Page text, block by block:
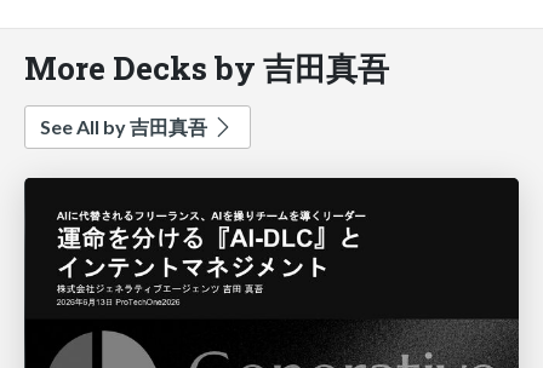
More Decks by 吉田真吾
See All by 吉田真吾